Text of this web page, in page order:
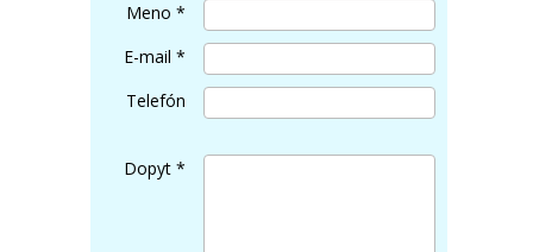
162,90 €
Meno *
E-mail *
Telefón
Dopyt *